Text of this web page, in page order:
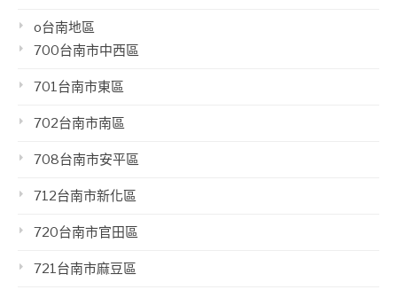
o台南地區
700台南市中西區
701台南市東區
702台南市南區
708台南市安平區
712台南市新化區
720台南市官田區
721台南市麻豆區